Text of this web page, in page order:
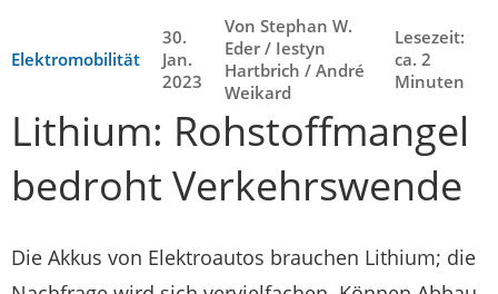
Elektromobilität
30.
Jan.
2023
Von Stephan W.
Eder / Iestyn
Hartbrich / André
Weikard
Lesezeit:
ca. 2
Minuten
Lithium: Rohstoffmangel
bedroht Verkehrswende
Die Akkus von Elektroautos brauchen Lithium; die